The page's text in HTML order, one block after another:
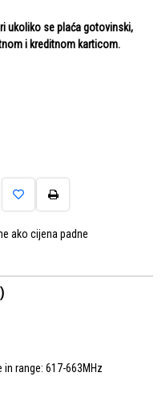
ukoliko se plaća gotovinski,
i kreditnom karticom.
ako cijena padne
in range: 617-663MHz